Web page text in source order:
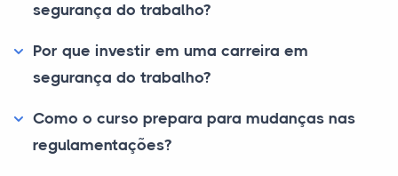
segurança do trabalho?
Por que investir em uma carreira em
segurança do trabalho?
Como o curso prepara para mudanças nas
regulamentações?